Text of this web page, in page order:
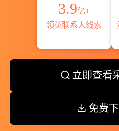
3.9亿+
领英联系人线索
立即查看
免费